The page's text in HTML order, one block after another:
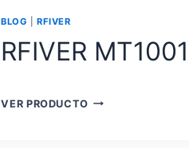
BLOG |RFIVER
RFIVER MT1001
VER PRODUCTO RFIVER